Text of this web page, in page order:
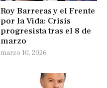
Roy Barreras y el Frente
por la Vida: Crisis
progresista tras el 8 de
marzo
marzo 10, 2026